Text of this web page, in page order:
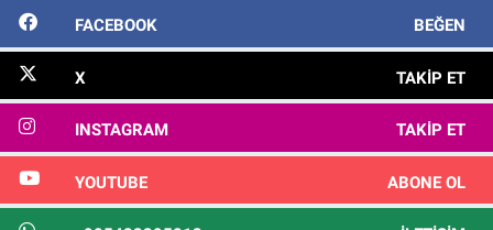
FACEBOOK BEĞEN
X TAKIP ET
INSTAGRAM TAKIP ET
YOUTUBE ABONE OL